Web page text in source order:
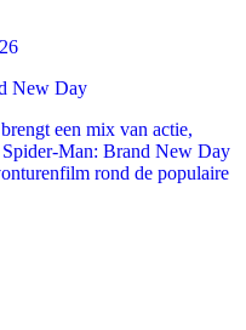
New Day
een mix van actie,
Man: Brand New Day
rond de populaire